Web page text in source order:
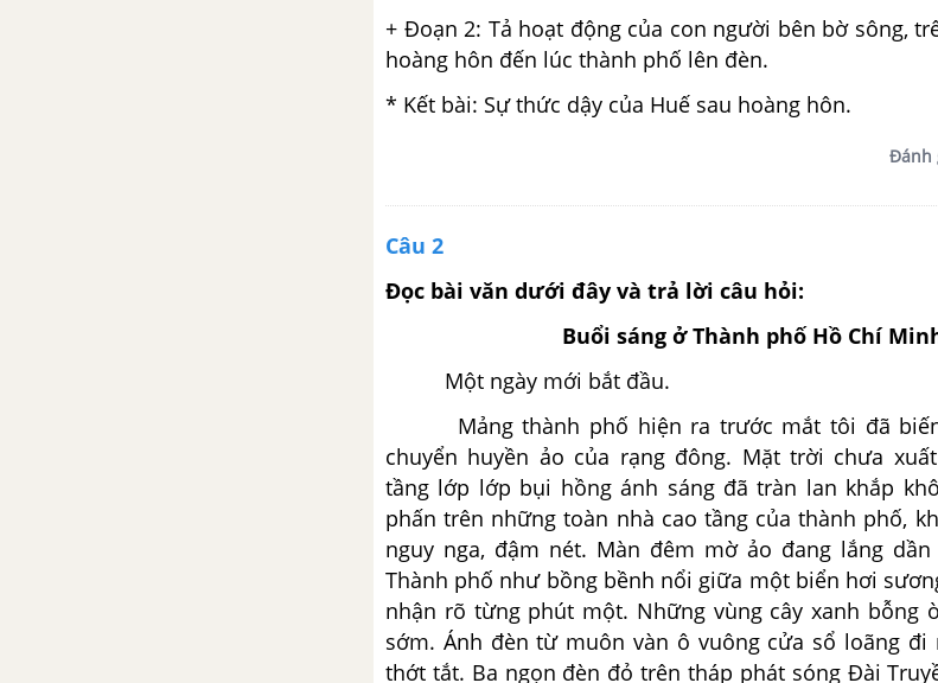
+ Đoạn 2: Tả hoạt động của con người bên bờ sông,
hoàng hôn đến lúc thành phố lên đèn.
* Kết bài: Sự thức dậy của Huế sau hoàng hôn.
Đánh
Câu 2
Đọc bài văn dưới đây và trả lời câu hỏi:
Buổi sáng ở Thành phố Hồ Chí
Một ngày mới bắt đầu.
Mảng thành phố hiện ra trước mắt tôi đã biến
chuyển huyền ảo của rạng đông. Mặt trời chưa
tầng lớp lớp bụi hồng ánh sáng đã tràn lan khắp
phấn trên những toàn nhà cao tầng của thành phố,
nguy nga, đậm nét. Màn đêm mờ ảo đang lắng
Thành phố như bồng bềnh nổi giữa một biển hơi
nhận rõ từng phút một. Những vùng cây xanh bỗng
sớm. Ánh đèn từ muôn vàn ô vuông cửa sổ loãng đi
thớt tắt. Ba ngọn đèn đỏ trên tháp phát sóng Đài